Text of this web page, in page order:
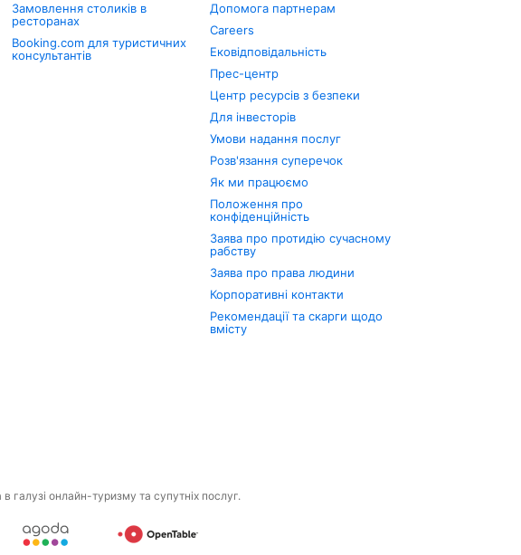
Замовлення столиків в
ресторанах
Booking.com для туристичних
консультантів
Допомога партнерам
Careers
Ековідповідальність
Прес-центр
Центр ресурсів з безпеки
Для інвесторів
Умови надання послуг
Розв'язання суперечок
Як ми працюємо
Положення про
конфіденційність
Заява про протидію сучасному
рабству
Заява про права людини
Корпоративні контакти
Рекомендації та скарги щодо
вмісту
галузі онлайн-туризму та супутніх послуг.